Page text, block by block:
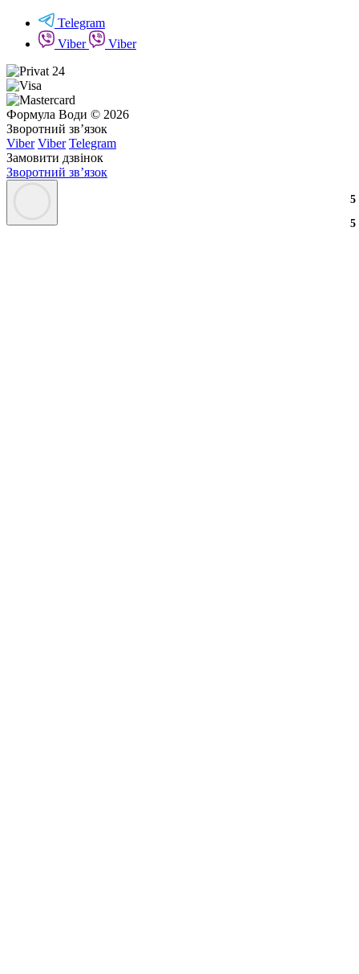
3
3
2
2
3
3
5
5
Telegram
Viber
Viber
Формула Води © 2026
Зворотний зв’язок
Viber Viber Telegram
Замовити дзвінок
Зворотний зв’язок